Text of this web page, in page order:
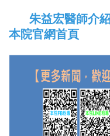
朱益宏醫師
本院官網首頁